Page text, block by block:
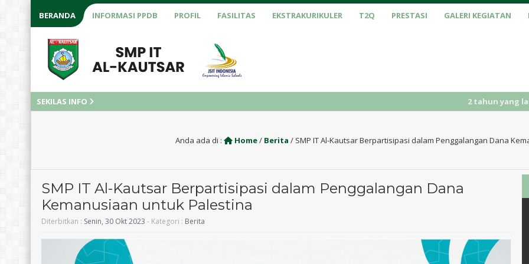
BERANDA INFORMASI PPDB PROFIL FASILITAS EKSTRAKURIKULER T2Q PRESTASI GALERI KEGIATAN
SEKILAS INFO 2 tahun yang lalu /
Anda ada di : Home/ Berita / SMP IT Al-Kautsar Berpartisipasi dalam Penggalangan Dana
SMP IT Al-Kautsar Berpartisipasi dalam Penggalangan Dana
Kemanusiaan untuk Palestina
Diterbitkan : Senin, 30 Okt 2023 - Kategori : Berita